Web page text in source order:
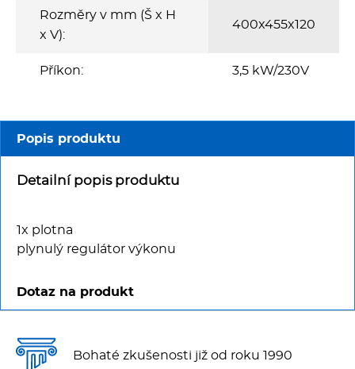
Kotle
Transport, výdej a regen.
Multifunkce - speciály
Vodní lázně
Nerez
Rozměry v mm (Š x H
x V):
400x455x120
Příkon: 3,5 kW/230V
Popis produktu
Detailní popis produktu
1x plotna
plynulý regulátor výkonu
Dotaz na produkt
Bohaté zkušenosti již od roku 1990